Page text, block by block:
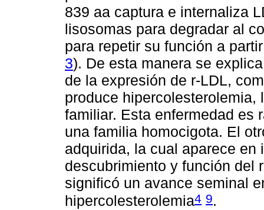
839 aa captura e internaliza
lisosomas para degradar al
para repetir su función a
3). De esta manera se
de la expresión de r-LDL,
produce
familiar. Esta enfermedad es
una familia homocigota. El
adquirida, la cual aparece
descubrimiento y función del
significó un avance seminal
hipercolesterolemia4 9.